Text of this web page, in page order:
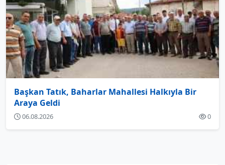
Başkan Tatık, Baharlar Mahallesi Halkıyla Bir
Araya Geldi
06.08.2026 0